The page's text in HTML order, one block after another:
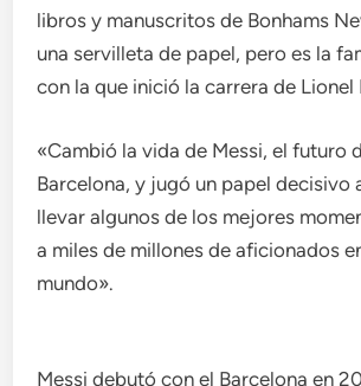
libros y manuscritos de Bonhams
una servilleta de papel, pero es la
con la que inició la carrera de Lionel
«Cambió la vida de Messi, el futuro
Barcelona, ​​y jugó un papel decisivo
llevar algunos de los mejores
a miles de millones de aficionados
mundo».
Messi debutó con el Barcelona en